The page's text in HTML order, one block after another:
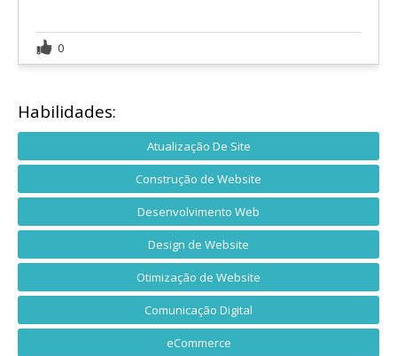
0
Habilidades:
Atualização De Site
Construção de Website
Desenvolvimento Web
Design de Website
Otimização de Website
Comunicação Digital
eCommerce